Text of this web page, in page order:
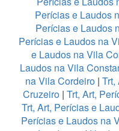
Perícias e Laudos
Perícias e Laudos
Perícias e Laudos na
e Laudos na Vila
Laudos na Vila
na Vila Cordeiro | Trt,
Cruzeiro | Trt, Art,
Trt, Art, Perícias e
Perícias e Laudos na